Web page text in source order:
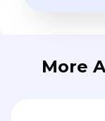
More